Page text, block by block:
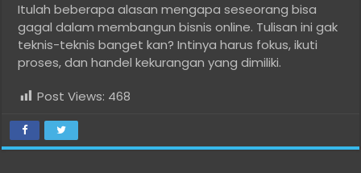
Itulah beberapa alasan mengapa seseorang bisa
gagal dalam membangun bisnis online. Tulisan ini gak
teknis-teknis banget kan? Intinya harus fokus, ikuti
proses, dan handel kekurangan yang dimiliki.
Post Views: 468